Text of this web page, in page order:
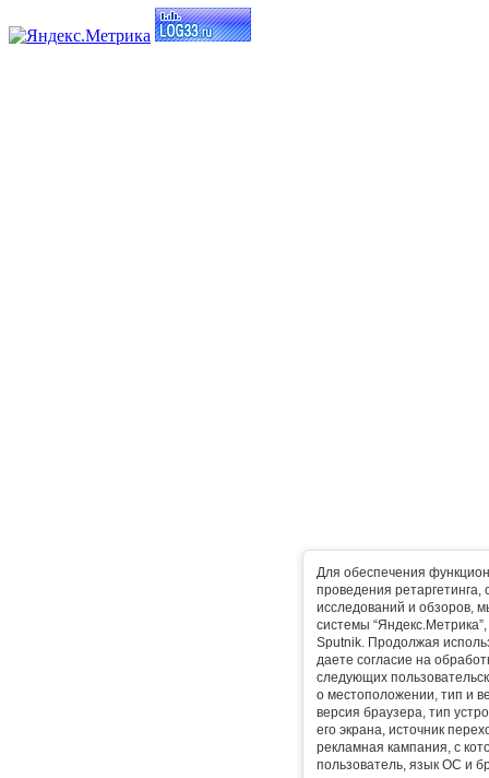
Для обеспечения
проведения ретаргетинга,
исследований и обзоров,
системы
Sputnik. Продолжая
даете согласие на
следующих
о местоположении, тип и
версия браузера, тип
его экрана, источник
рекламная кампания, с
пользователь, язык ОС и